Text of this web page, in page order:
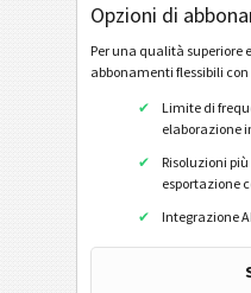
Codici
Code32
HIBC LIC
HIBC LIC
HIBC LIC
Opzioni di
Per una qualità superiore
abbonamenti flessibili
Limite di
elaborazione
Risoluzioni
esportazione
Integrazione